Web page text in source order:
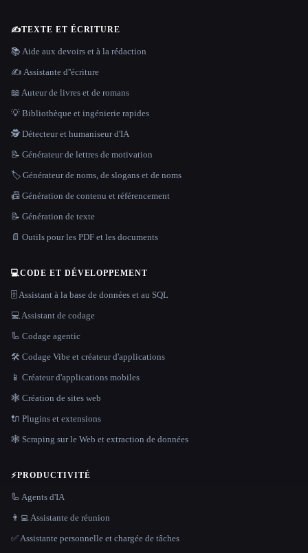
✍️TEXTE ET ÉCRITURE
📚 Aide aux devoirs et à la rédaction
✍️ Assistante d''écriture
📖 Auteur de livres et de romans
💡 Bibliothèque et ingénierie rapides
🕵️ Détecteur et humaniseur d'IA
📝 Générateur de lettres de motivation
🏷️ Générateur de noms, de slogans et de noms
📠 Génération de contenu et référencement
📝 Génération de texte
📄 Outils pour les PDF et les documents
💻CODE ET DÉVELOPPEMENT
🗄️ Assistant à la base de données et au SQL
💻 Assistant de codage
🦾 Codage agentic
🛠️ Codage Vibe et créateur d'applications
📱 Créateur d'applications mobiles
🕸 Création de sites web
🔌 Plugins et extensions
🕸️ Scraping sur le Web et extraction de données
⚡PRODUCTIVITÉ
🦾 Agents d'IA
👨‍💻 Assistante de réunion
✅ Assistante personnelle et chargée de tâches